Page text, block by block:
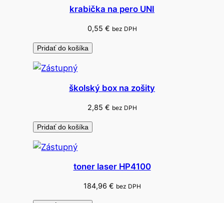
kkrabička na pero UNI
0,55 € bez DPH
Pridať do košíka
školský box na zošity
2,85 € bez DPH
Pridať do košíka
toner laser HP4100
184,96 € bez DPH